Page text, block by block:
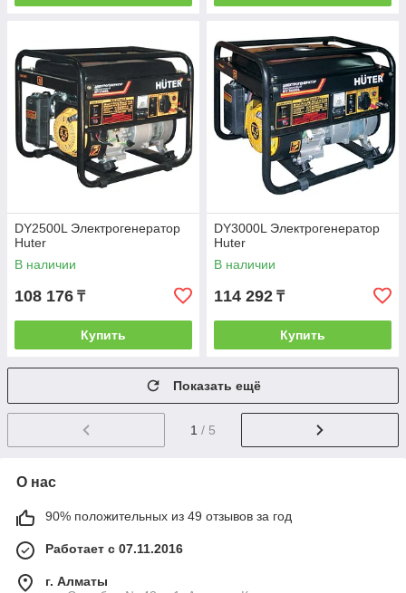
DY2500L Электрогенератор
Huter
В наличии
108 176 ₸
Купить
DY3000L Электрогенератор
Huter
В наличии
114 292 ₸
Купить
Показать ещё
1 / 5
О нас
90% положительных из 49 отзывов за год
Работает с 07.11.2016
г. Алматы